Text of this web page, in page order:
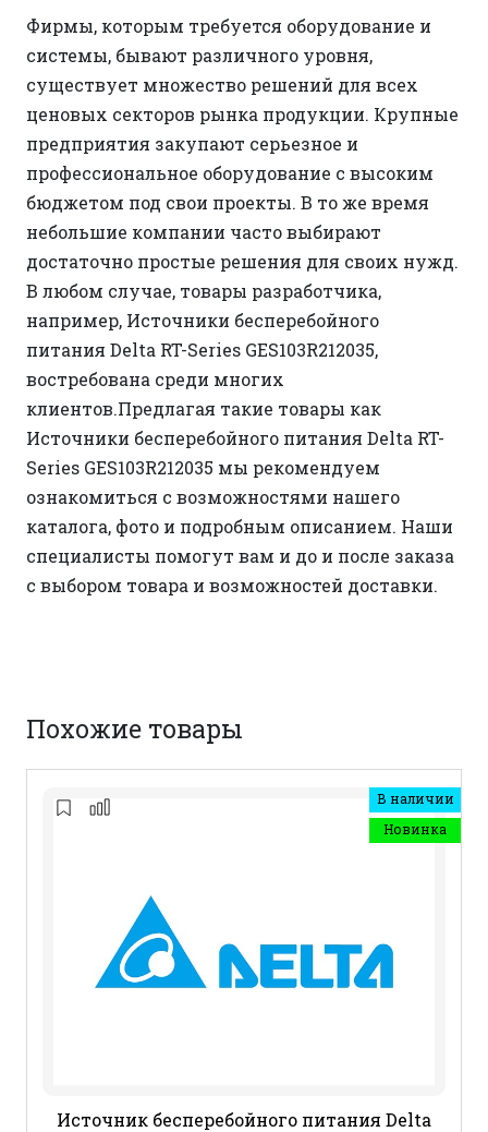
Фирмы, которым требуется оборудование и
системы, бывают различного уровня,
существует множество решений для всех
ценовых секторов рынка продукции. Крупные
предприятия закупают серьезное и
профессиональное оборудование с высоким
бюджетом под свои проекты. В то же время
небольшие компании часто выбирают
достаточно простые решения для своих нужд.
В любом случае, товары разработчика,
например, Источники бесперебойного
питания Delta RT-Series GES103R212035,
востребована среди многих
клиентов.Предлагая такие товары как
Источники бесперебойного питания Delta RT-
Series GES103R212035 мы рекомендуем
ознакомиться с возможностями нашего
каталога, фото и подробным описанием. Наши
специалисты помогут вам и до и после заказа
с выбором товара и возможностей доставки.
Похожие товары
В наличии
Новинка
Источник бесперебойного питания Delta